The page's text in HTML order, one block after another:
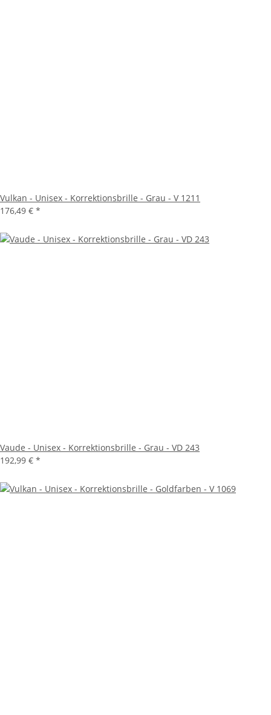
Vulkan - Unisex - Korrektionsbrille - Grau - V 1211
176,49 € *
Vaude - Unisex - Korrektionsbrille - Grau - VD 243
192,99 € *